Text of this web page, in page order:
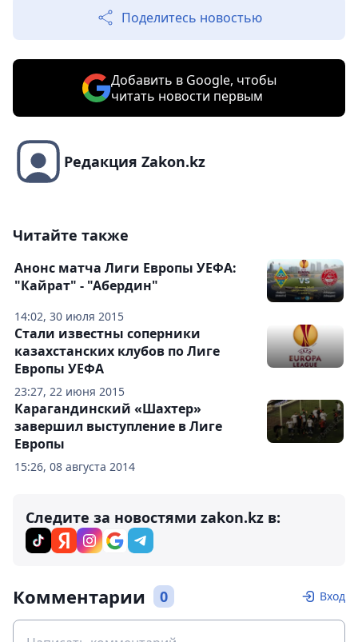
Поделитесь новостью
Добавить в Google, чтобы
читать новости первым
Редакция Zakon.kz
Читайте также
14:02, 30 июля 2015
Анонс матча Лиги Европы УЕФА:
"Кайрат" - "Абердин"
23:27, 22 июня 2015
Стали известны соперники
казахстанских клубов по Лиге
Европы УЕФА
15:26, 08 августа 2014
Карагандинский «Шахтер»
завершил выступление в Лиге
Европы
Следите за новостями zakon.kz в:
Комментарии 0 Вход